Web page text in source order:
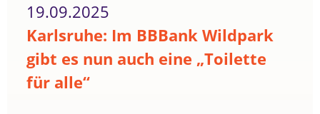
19.09.2025
Karlsruhe: Im BBBank Wildpark
gibt es nun auch eine „Toilette
für alle“